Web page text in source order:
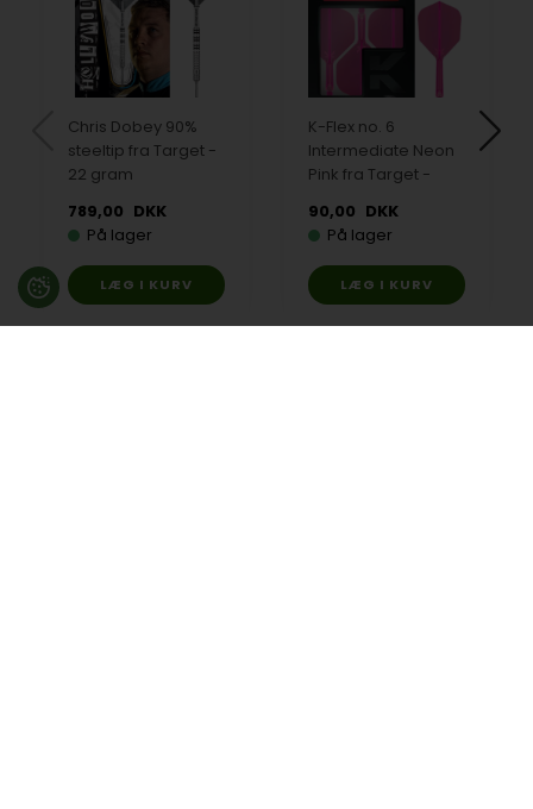
Chris Dobey 90%
steeltip fra Target -
22 gram
789,00 DKK
På lager
K-Flex no. 6
Intermediate Neon
Pink fra Target -
90,00 DKK
På lager